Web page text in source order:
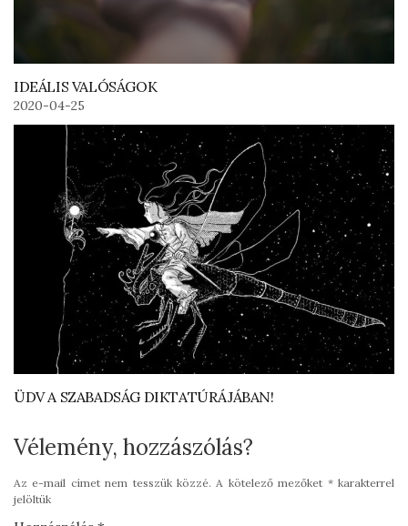
IDEÁLIS VALÓSÁGOK
2020-04-25
ÜDV A SZABADSÁG DIKTATÚRÁJÁBAN!
Vélemény, hozzászólás?
Az e-mail címet nem tesszük közzé. A kötelező mezőket *karakterrel
jelöltük